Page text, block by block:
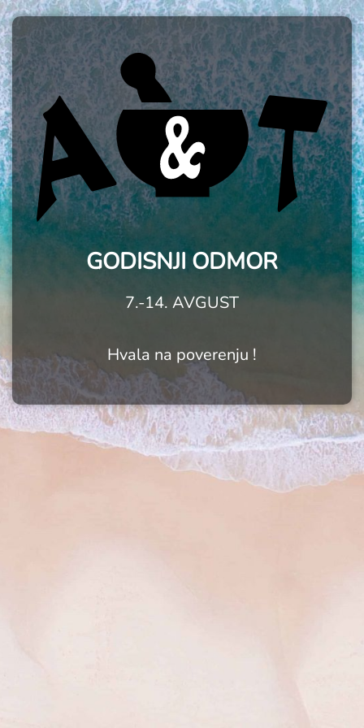
GODISNJI ODMOR
7.-14. AVGUST
Hvala na poverenju !